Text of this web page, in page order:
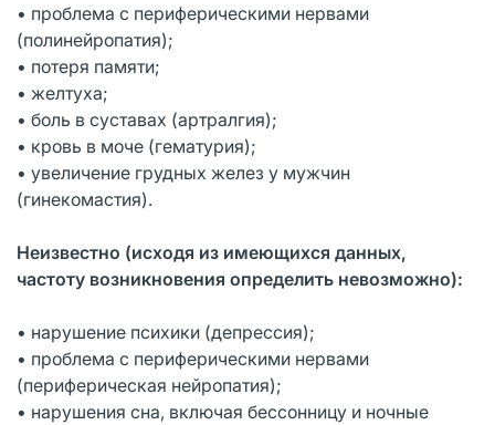
• проблема с периферическими нервами
(полинейропатия);
• потеря памяти;
• желтуха;
• боль в суставах (артралгия);
• кровь в моче (гематурия);
• увеличение грудных желез у мужчин
(гинекомастия).
Неизвестно (исходя из имеющихся данных,
частоту возникновения определить невозможно):
• нарушение психики (депрессия);
• проблема с периферическими нервами
(периферическая нейропатия);
• нарушения сна, включая бессонницу и ночные